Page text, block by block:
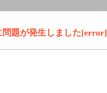
問題が発生しました[error]